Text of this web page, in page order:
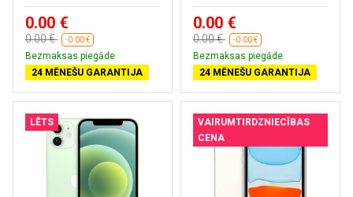
0.00 €
0.00 € -0.00 €
Bezmaksas piegāde
24 MĒNEŠU GARANTIJA
0.00 €
0.00 € -0.00 €
Bezmaksas piegāde
24 MĒNEŠU GARANTIJA
LĒTS
VAIRUMTIRDZNIECĪBAS
CENA